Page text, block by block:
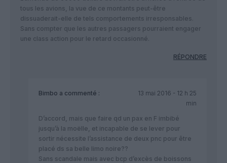
tous les avions, la vue de ce montants peut-être
dissuaderait-elle de tels comportements irresponsables.
Sans compter que les autres passagers pourraient engager
une class action pour le retard occasionné.
RÉPONDRE
Bimbo a commenté :
13 mai 2016 - 12 h 25
min
D’accord, mais que faire qd un pax en F imbibé
jusqu’à la moëlle, et incapable de se lever pour
sortir nécessite l’assistance de deux pnc pour être
placé ds sa belle limo noire??
Sans scandale mais avec bcp d’excès de boissons